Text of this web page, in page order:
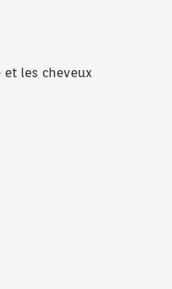
les cheveux